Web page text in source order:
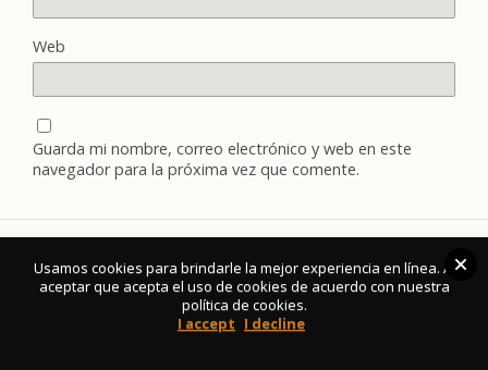
Web
Guarda mi nombre, correo electrónico y web en este
navegador para la próxima vez que comente.
Volver arriba
Móvil Escritorio
Usamos cookies para brindarle la mejor experiencia en línea. Al
aceptar que acepta el uso de cookies de acuerdo con nuestra
política de cookies.
I accept I decline